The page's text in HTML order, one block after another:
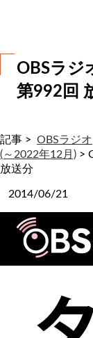
OBSラジ
第992回
記事 > OBSラジオ
(～2022年12月) >
放送分
2014/06/21